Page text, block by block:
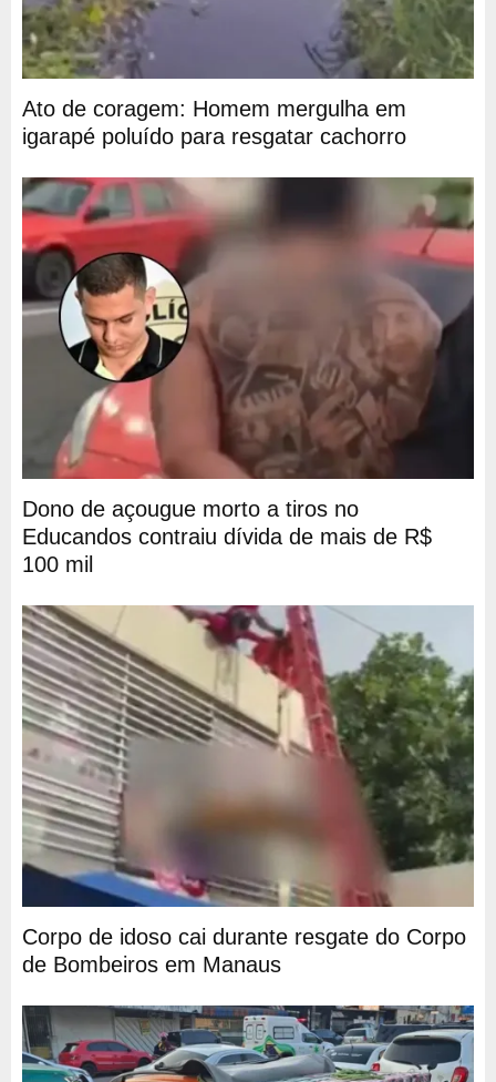
Ato de coragem: Homem mergulha em
igarapé poluído para resgatar cachorro
Dono de açougue morto a tiros no
Educandos contraiu dívida de mais de R$
100 mil
Corpo de idoso cai durante resgate do Corpo
de Bombeiros em Manaus